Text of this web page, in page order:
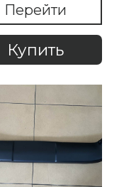
Перейти
Купить